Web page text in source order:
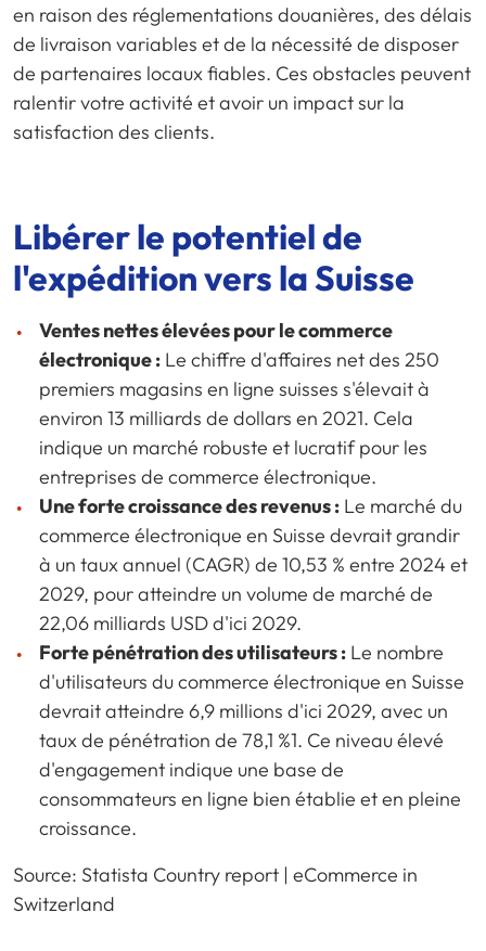
en raison des réglementations douanières, des délais
de livraison variables et de la nécessité de disposer
de partenaires locaux fiables. Ces obstacles peuvent
ralentir votre activité et avoir un impact sur la
satisfaction des clients.
Libérer le potentiel de
l'expédition vers la Suisse
Ventes nettes élevées pour le commerce
électronique : Le chiffre d'affaires net des 250
premiers magasins en ligne suisses s'élevait à
environ 13 milliards de dollars en 2021. Cela
indique un marché robuste et lucratif pour les
entreprises de commerce électronique.
Une forte croissance des revenus : Le marché du
commerce électronique en Suisse devrait grandir
à un taux annuel (CAGR) de 10,53 % entre 2024 et
2029, pour atteindre un volume de marché de
22,06 milliards USD d'ici 2029.
Forte pénétration des utilisateurs : Le nombre
d'utilisateurs du commerce électronique en Suisse
devrait atteindre 6,9 millions d'ici 2029, avec un
taux de pénétration de 78,1 %1. Ce niveau élevé
d'engagement indique une base de
consommateurs en ligne bien établie et en pleine
croissance.
Source: Statista Country report | eCommerce in
Switzerland